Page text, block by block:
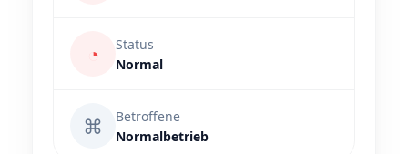
◔
Status
Normal
⌘
Betroffene
Normalbetrieb